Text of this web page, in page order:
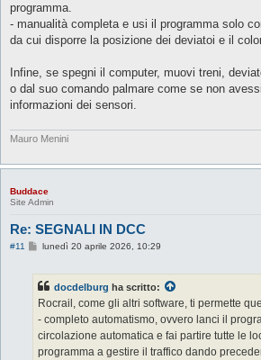
programma.
- manualità completa e usi il programma solo
da cui disporre la posizione dei deviatoi e il
Infine, se spegni il computer, muovi treni,
o dal suo comando palmare come se non
informazioni dei sensori.
Mauro Menini
Buddace
Site Admin
Re: SEGNALI IN DCC
#11
M
a
g
i
o
lunedì 20 aprile 2026, 10:29
docdelburg ha scritto:
Rocrail, come gli altri software, ti permette
- completo automatismo, ovvero lanci il
circolazione automatica e fai partire tutte le
programma a gestire il traffico dando